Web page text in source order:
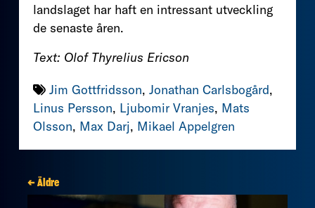
landslaget har haft en intressant utveckling
de senaste åren.
Text: Olof Thyrelius Ericson
Jim Gottfridsson, Jonathan Carlsbogård,
Linus Persson, Ljubomir Vranjes, Mats
Olsson, Max Darj, Mikael Appelgren
← Äldre